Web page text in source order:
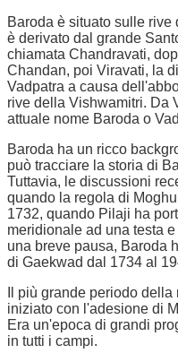
Baroda è situato sulle
è derivato dal grande
chiamata Chandravati,
Chandan, poi Viravati, la
Vadpatra a causa
rive della Vishwamitri. Da
attuale nome Baroda o
Baroda ha un ricco
può tracciare la storia di
Tuttavia, le discussioni
quando la regola di
1732, quando Pilaji ha
meridionale ad una testa
una breve pausa, Baroda
di Gaekwad dal 1734 al
Il più grande periodo
iniziato con l'adesione di
Era un'epoca di grandi
in tutti i campi.